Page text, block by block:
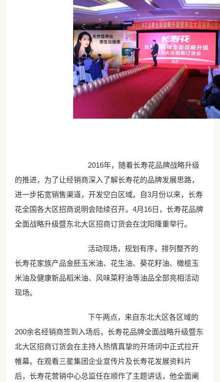
2016年，随着长寿花品牌战略升级
的推进，为了让经销商深入了解长寿花的品牌发展思路，
进一步拓宽销售渠道，开发空白区域。自3月份以来，长寿
花全国各大区招商说明会陆续召开。4月16日，长寿花品牌
全面战略升级暨东北大区招商订货会在沈阳隆重举行。
活动现场，规划有序，排列整齐的
长寿花家族产品金胚玉米油、花生油、葵花籽油、橄榄玉
米油及健康新品稻米油、风味菜籽油等油品全部亮相活动
现场。
下午两点，来自东北大区各区域的
200余名经销商签到入场后，长寿花品牌全面战略升级暨东
北大区招商订货会在主持人热情真挚的开场词中正式拉开
帷幕。在观看三星集团企业宣传片及长寿花发展资料片
后，长寿花营销中心总监任在顺作了主题讲话，他全面阐